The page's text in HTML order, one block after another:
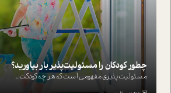
چطور کودکان را مسئولیت‌پذیر بار بیاورید؟
مسئولیت پذیری مفهومی ا ست که هر چه کودکت...